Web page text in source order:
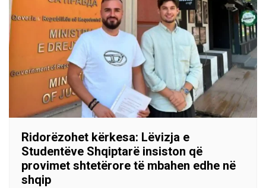
Ridorëzohet kërkesa: Lëvizja e
Studentëve Shqiptarë insiston që
provimet shtetërore të mbahen edhe në
shqip